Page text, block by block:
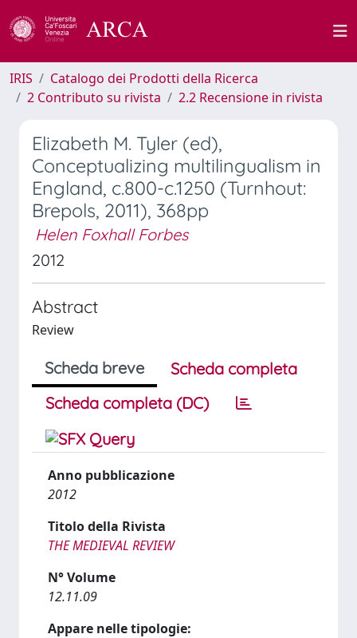
IRIS
Catalogo dei Prodotti della Ricerca
2 Contributo su rivista
2.2 Recensione in rivista
Elizabeth M. Tyler (ed),
Conceptualizing multilingualism in
England, c.800-c.1250 (Turnhout:
Brepols, 2011), 368pp
Helen Foxhall Forbes
2012
Abstract
Review
Scheda breve
Scheda completa
Scheda completa (DC)
Anno pubblicazione
2012
Titolo della Rivista
THE MEDIEVAL REVIEW
N° Volume
12.11.09
Appare nelle tipologie: